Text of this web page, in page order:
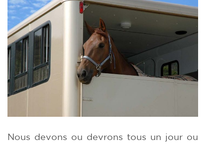
Nous devons ou devrons tous un jour ou